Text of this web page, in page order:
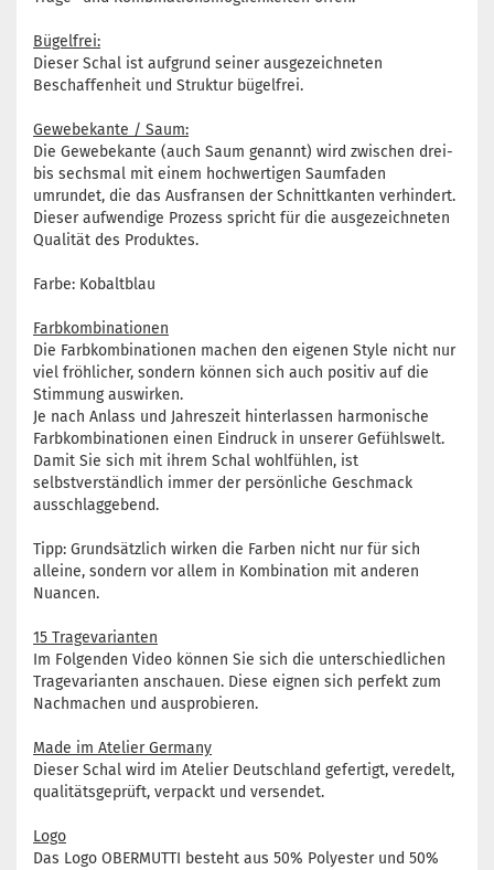
Bügelfrei:
Dieser Schal ist aufgrund seiner ausgezeichneten
Beschaffenheit und Struktur bügelfrei.
Gewebekante / Saum:
Die Gewebekante (auch Saum genannt) wird zwischen drei-
bis sechsmal mit einem hochwertigen Saumfaden
umrundet, die das Ausfransen der Schnittkanten verhindert.
Dieser aufwendige Prozess spricht für die ausgezeichneten
Qualität des Produktes.
Farbe: Kobaltblau
Farbkombinationen
Die Farbkombinationen machen den eigenen Style nicht nur
viel fröhlicher, sondern können sich auch positiv auf die
Stimmung auswirken.
Je nach Anlass und Jahreszeit hinterlassen harmonische
Farbkombinationen einen Eindruck in unserer Gefühlswelt.
Damit Sie sich mit ihrem Schal wohlfühlen, ist
selbstverständlich immer der persönliche Geschmack
ausschlaggebend.
Tipp: Grundsätzlich wirken die Farben nicht nur für sich
alleine, sondern vor allem in Kombination mit anderen
Nuancen.
15 Tragevarianten
Im Folgenden Video können Sie sich die unterschiedlichen
Tragevarianten anschauen. Diese eignen sich perfekt zum
Nachmachen und ausprobieren.
Made im Atelier Germany
Dieser Schal wird im Atelier Deutschland gefertigt, veredelt,
qualitätsgeprüft, verpackt und versendet.
Logo
Das Logo OBERMUTTI besteht aus 50% Polyester und 50%